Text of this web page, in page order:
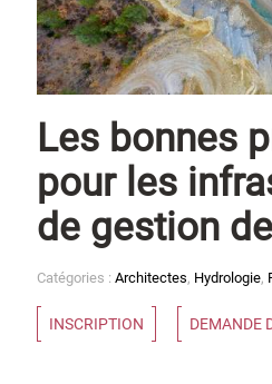
Les bonnes
pour les
de gestion
Catégories : Architectes, Hydrologie,
INSCRIPTION DEMANDE